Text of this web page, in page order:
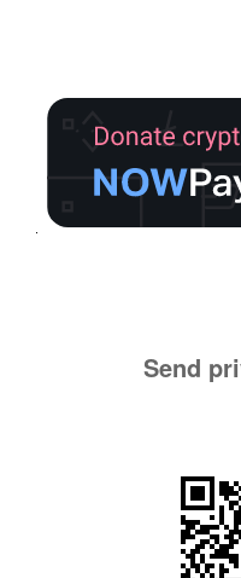
Send